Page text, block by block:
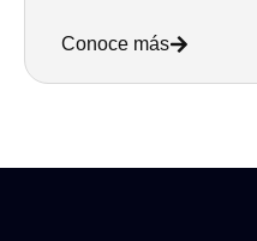
Conoce más